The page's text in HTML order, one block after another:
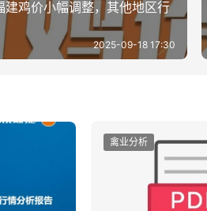
鸡价小幅调整，其他地区行
2025-09-18 17:30
禽业分析